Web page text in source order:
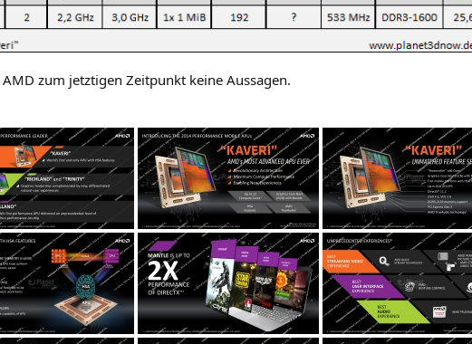
AMD zum jetz­ti­gen Zeit­punkt kei­ne Aussagen.